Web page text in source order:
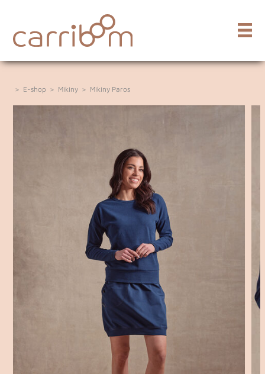
> E-shop > Mikiny > Mikiny Paros